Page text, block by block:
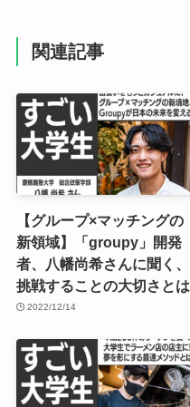
関連記事
【グループ×マッチングの
新領域】「groupy」開発
者、八幡尚希さんに聞く、
挑戦することの大切さとは
2022/12/14